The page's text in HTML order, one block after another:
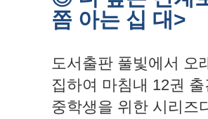
쫌 아는 십 대>
도서출판 풀빛에서 오
집하여 마침내 12권
중학생을 위한 시리즈